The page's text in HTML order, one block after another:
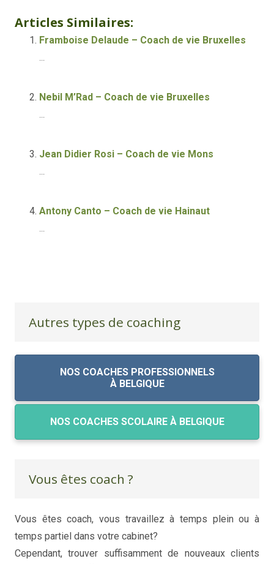
Articles Similaires:
Framboise Delaude – Coach de vie Bruxelles
...
Nebil M’Rad – Coach de vie Bruxelles
...
Jean Didier Rosi – Coach de vie Mons
...
Antony Canto – Coach de vie Hainaut
...
Autres types de coaching
NOS COACHES PROFESSIONNELS
À BELGIQUE
NOS COACHES SCOLAIRE À BELGIQUE
Vous êtes coach ?
Vous êtes coach, vous travaillez à temps plein ou à
temps partiel dans votre cabinet?
Cependant, trouver suffisamment de nouveaux clients